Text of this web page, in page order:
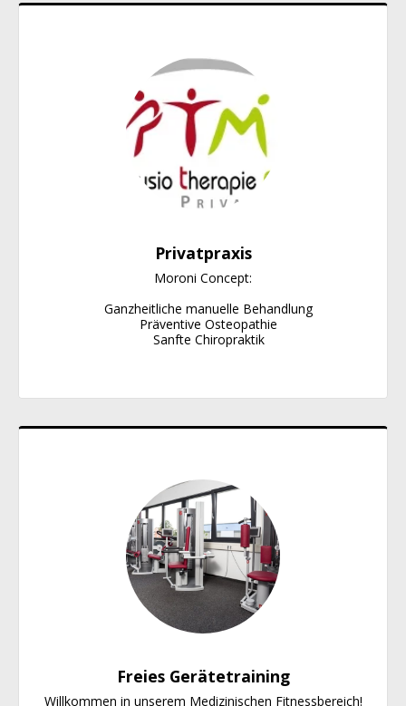
Privatpraxis
Moroni Concept:
   Sanfte Chiropraktik
Freies Gerätetraining
Willkommen in unserem Medizinischen Fitnessbereich!